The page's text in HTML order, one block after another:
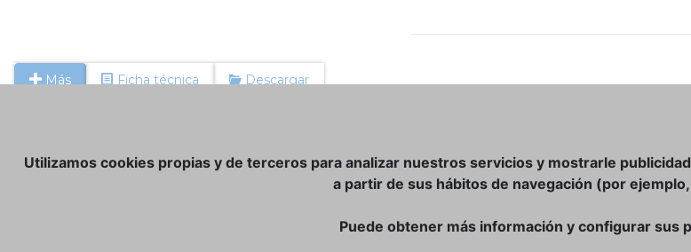
Más Ficha técnica Descargar
TIENDA ONLINE: DÓNDE ESTAMOS
Utilizamos cookies propias y de terceros para analizar nuestros servicios y mostrarle
a partir de sus hábitos de navegación (por
Puede obtener más información y configurar sus